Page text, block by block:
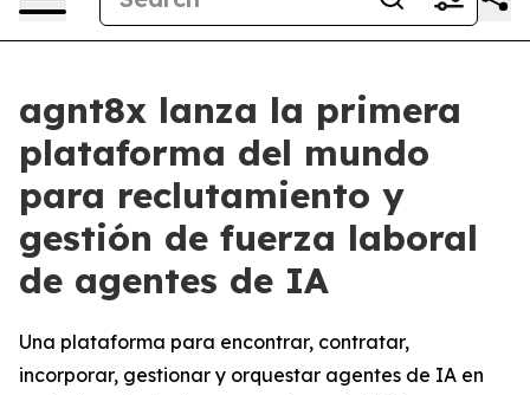
agnt8x lanza la primera
plataforma del mundo
para reclutamiento y
gestión de fuerza laboral
de agentes de IA
Una plataforma para encontrar, contratar,
incorporar, gestionar y orquestar agentes de IA en